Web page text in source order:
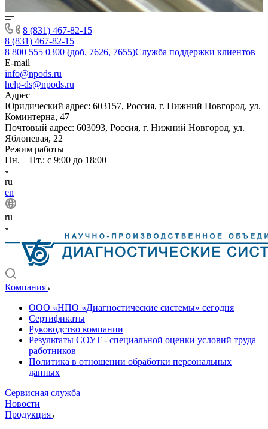
8 (831) 467-82-15
8 (831) 467-82-15
8 800 555 0300 (доб. 7626, 7655)Служба поддержки клиентов
E-mail
info@npods.ru
help-ds@npods.ru
Адрес
Юридический адрес: 603157, Россия, г. Нижний Новгород, ул.
Коминтерна, 47
Почтовый адрес: 603093, Россия, г. Нижний Новгород, ул.
Яблоневая, 22
Режим работы
Пн. – Пт.: с 9:00 до 18:00
ru
en
ru
Компания
ООО «НПО «Диагностические системы» сегодня
Сертификаты
Руководство компании
Результаты СОУТ - специальной оценки условий труда
работников
Политика в отношении обработки персональных
данных
Сервисная служба
Новости
Продукция